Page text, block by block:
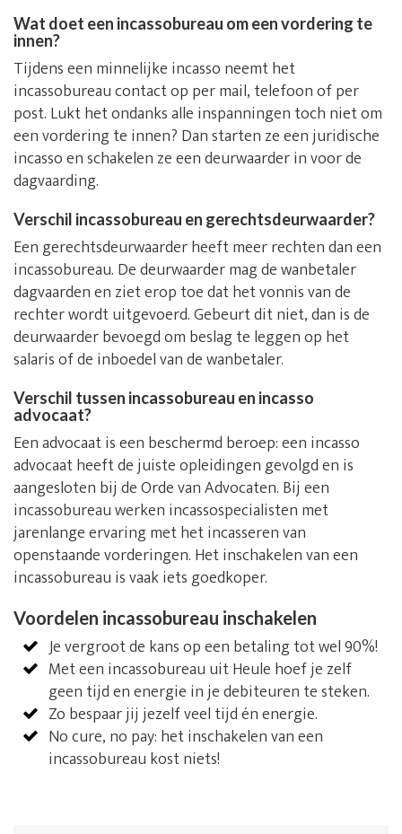
Wat doet een incassobureau om een vordering te
innen?
Tijdens een minnelijke incasso neemt het
incassobureau contact op per mail, telefoon of per
post. Lukt het ondanks alle inspanningen toch niet om
een vordering te innen? Dan starten ze een juridische
incasso en schakelen ze een deurwaarder in voor de
dagvaarding.
Verschil incassobureau en gerechtsdeurwaarder?
Een gerechtsdeurwaarder heeft meer rechten dan een
incassobureau. De deurwaarder mag de wanbetaler
dagvaarden en ziet erop toe dat het vonnis van de
rechter wordt uitgevoerd. Gebeurt dit niet, dan is de
deurwaarder bevoegd om beslag te leggen op het
salaris of de inboedel van de wanbetaler.
Verschil tussen incassobureau en incasso
advocaat?
Een advocaat is een beschermd beroep: een incasso
advocaat heeft de juiste opleidingen gevolgd en is
aangesloten bij de Orde van Advocaten. Bij een
incassobureau werken incassospecialisten met
jarenlange ervaring met het incasseren van
openstaande vorderingen. Het inschakelen van een
incassobureau is vaak iets goedkoper.
Voordelen incassobureau inschakelen
Je vergroot de kans op een betaling tot wel 90%!
Met een incassobureau uit Heule hoef je zelf
geen tijd en energie in je debiteuren te steken.
Zo bespaar jij jezelf veel tijd én energie.
No cure, no pay: het inschakelen van een
incassobureau kost niets!